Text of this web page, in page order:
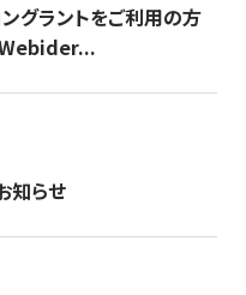
グラントをご利用の方
Webider...
知らせ